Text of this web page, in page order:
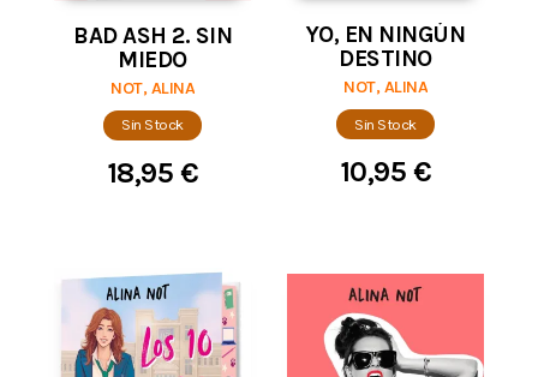
BAD ASH 2. SIN
MIEDO
NOT, ALINA
Sin Stock
18,95 €
YO, EN NINGÚN
DESTINO
NOT, ALINA
Sin Stock
10,95 €